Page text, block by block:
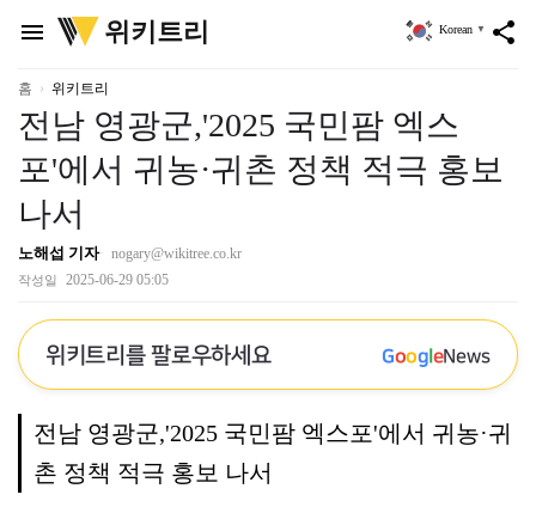
menu
위
키
리
위키트리 share
Korean ▼
홈 위키트리
전남 영광군,'2025 국민팜 엑스
포'에서 귀농·귀촌 정책 적극 홍보
나서
노해섭 기자 nogary@wikitree.co.kr
작성일 2025-06-29 05:05
위키트리를 팔로우하세요 GoogleNews
전남 영광군,'2025 국민팜 엑스포'에서 귀농·귀
촌 정책 적극 홍보 나서